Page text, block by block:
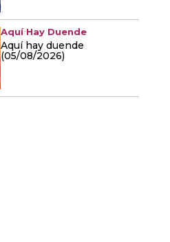
Aquí Hay Duende
Aquí hay duende
(05/08/2026)